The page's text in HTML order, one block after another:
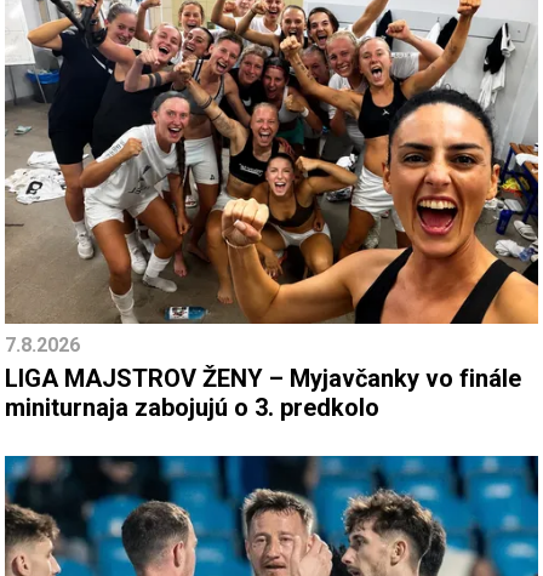
7.8.2026
LIGA MAJSTROV ŽENY – Myjavčanky vo finále
miniturnaja zabojujú o 3. predkolo